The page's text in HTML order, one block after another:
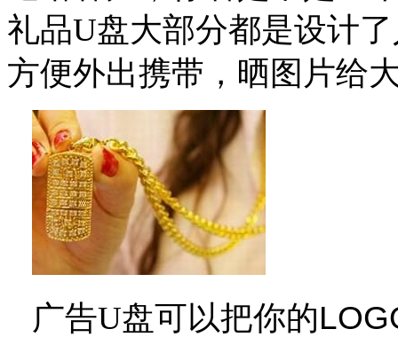
礼品U盘大部分都是设计
方便外出携带，晒图片给
广告U盘可以把你的